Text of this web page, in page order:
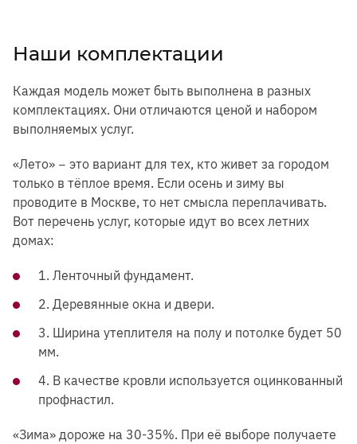
Наши комплектации
Каждая модель может быть выполнена в разных
комплектациях. Они отличаются ценой и набором
выполняемых услуг.
«Лето» − это вариант для тех, кто живет за городом
только в тёплое время. Если осень и зиму вы
проводите в Москве, то нет смысла переплачивать.
Вот перечень услуг, которые идут во всех летних
домах:
1. Ленточный фундамент.
2. Деревянные окна и двери.
3. Ширина утеплителя на полу и потолке будет 50
мм.
4. В качестве кровли используется оцинкованный
профнастил.
«Зима» дороже на 30-35%. При её выборе получаете